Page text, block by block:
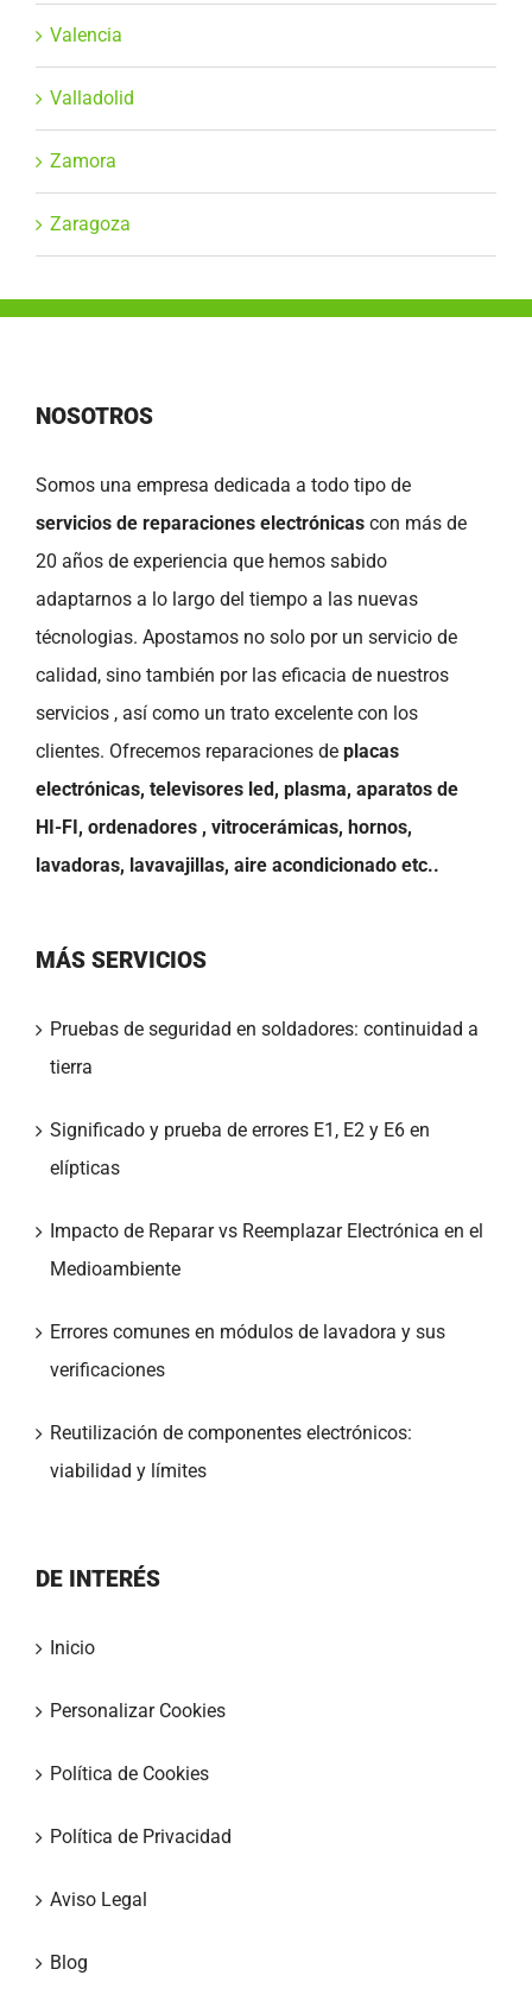
Valencia
Valladolid
Zamora
Zaragoza
NOSOTROS
Somos una empresa dedicada a todo tipo de
servicios de reparaciones electrónicas con más de
20 años de experiencia que hemos sabido
adaptarnos a lo largo del tiempo a las nuevas
técnologias. Apostamos no solo por un servicio de
calidad, sino también por las eficacia de nuestros
servicios , así como un trato excelente con los
clientes. Ofrecemos reparaciones de placas
electrónicas, televisores led, plasma, aparatos de
HI-FI, ordenadores , vitrocerámicas, hornos,
lavadoras, lavavajillas, aire acondicionado etc..
MÁS SERVICIOS
Pruebas de seguridad en soldadores: continuidad a
tierra
Significado y prueba de errores E1, E2 y E6 en
elípticas
Impacto de Reparar vs Reemplazar Electrónica en el
Medioambiente
Errores comunes en módulos de lavadora y sus
verificaciones
Reutilización de componentes electrónicos:
viabilidad y límites
DE INTERÉS
Inicio
Personalizar Cookies
Política de Cookies
Política de Privacidad
Aviso Legal
Blog